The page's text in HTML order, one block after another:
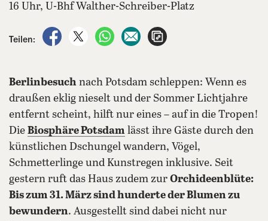
16 Uhr, U-Bhf Walther-Schreiber-Platz
Teilen:
auf Facebook teilen
auf X teilenper WhatsApp teilen
per E-Mail teilen
Berlinbesuch nach Potsdam schleppen: Wenn es
draußen eklig nieselt und der Sommer Lichtjahre
entfernt scheint, hilft nur eines – auf in die Tropen!
Die Biosphäre Potsdam lässt ihre Gäste durch den
künstlichen Dschungel wandern, Vögel,
Schmetterlinge und Kunstregen inklusive. Seit
gestern ruft das Haus zudem zur Orchideenblüte:
Bis zum 31. März sind hunderte der Blumen zu
bewundern. Ausgestellt sind dabei nicht nur